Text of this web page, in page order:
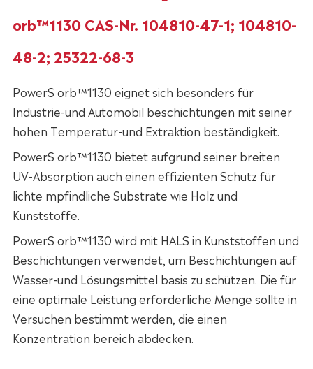
orb™1130 CAS-Nr. 104810-47-1; 104810-
48-2; 25322-68-3
PowerS orb™1130 eignet sich besonders für
Industrie-und Automobil beschichtungen mit seiner
hohen Temperatur-und Extraktion beständigkeit.
PowerS orb™1130 bietet aufgrund seiner breiten
UV-Absorption auch einen effizienten Schutz für
lichte mpfindliche Substrate wie Holz und
Kunststoffe.
PowerS orb™1130 wird mit HALS in Kunststoffen und
Beschichtungen verwendet, um Beschichtungen auf
Wasser-und Lösungsmittel basis zu schützen. Die für
eine optimale Leistung erforderliche Menge sollte in
Versuchen bestimmt werden, die einen
Konzentration bereich abdecken.